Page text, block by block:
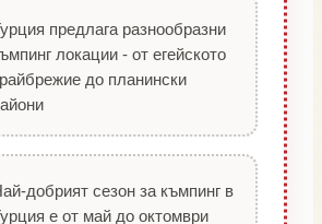
предлага разнообразни
локации - от егейското
до планински
добрият сезон за къмпинг в
е от май до октомври